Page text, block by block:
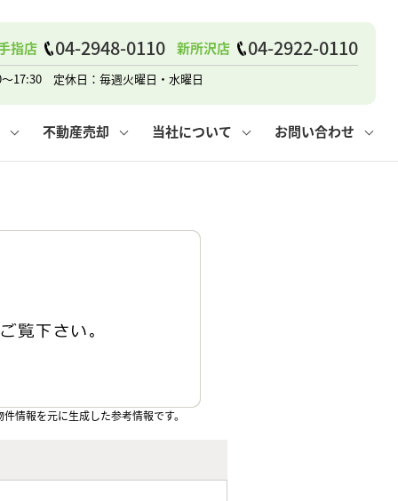
指店 04-2948-0110 新所沢店 04-2922-0110
17:30 定休日：毎週火曜日・水曜日
不動産売却 当社について お問い合わせ
その他の問合せ
建て 賃貸vs持ち家
費用 仲介と買取の違い
情報保護方針
情報を元に生成した参考情報です。